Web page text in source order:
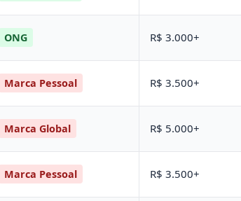
ONG R$ 3.000+
Marca Pessoal R$ 3.500+
Marca Global R$ 5.000+
Marca Pessoal R$ 3.500+